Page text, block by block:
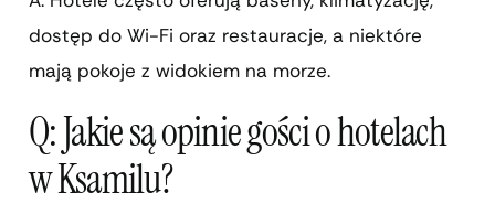
dostęp do Wi-Fi oraz restauracje, a niektóre
mają pokoje z widokiem na morze.
Q: Jakie są opinie gości o hotelach
w Ksamilu?